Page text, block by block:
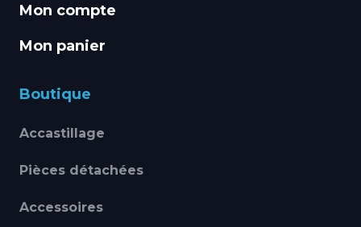
Mon compte
Mon panier
Boutique
Accastillage
Pièces détachées
Accessoires